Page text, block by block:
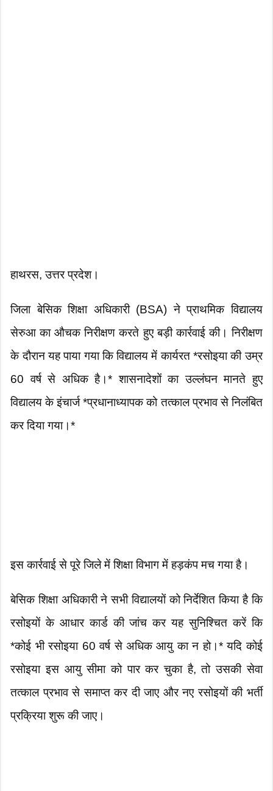
हाथरस, उत्तर प्रदेश।
जिला बेसिक शिक्षा अधिकारी (BSA) ने प्राथमिक विद्यालय
सेरुआ का औचक निरीक्षण करते हुए बड़ी कार्रवाई की। निरीक्षण
के दौरान यह पाया गया कि विद्यालय में कार्यरत *रसोइया की उम्र
60 वर्ष से अधिक है।* शासनादेशों का उल्लंघन मानते हुए
विद्यालय के इंचार्ज *प्रधानाध्यापक को तत्काल प्रभाव से निलंबित
कर दिया गया।*
इस कार्रवाई से पूरे जिले में शिक्षा विभाग में हड़कंप मच गया है।
बेसिक शिक्षा अधिकारी ने सभी विद्यालयों को निर्देशित किया है कि
रसोइयों के आधार कार्ड की जांच कर यह सुनिश्चित करें कि
*कोई भी रसोइया 60 वर्ष से अधिक आयु का न हो।* यदि कोई
रसोइया इस आयु सीमा को पार कर चुका है, तो उसकी सेवा
तत्काल प्रभाव से समाप्त कर दी जाए और नए रसोइयों की भर्ती
प्रक्रिया शुरू की जाए।